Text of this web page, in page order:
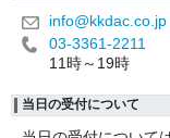
info@kkdac.co.jp
03-3361-2211
11時～19時
当日の受付について